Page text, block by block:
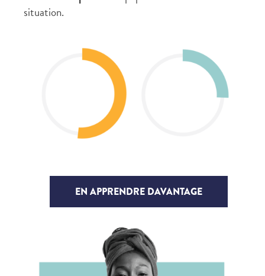
situation.
EN APPRENDRE DAVANTAGE